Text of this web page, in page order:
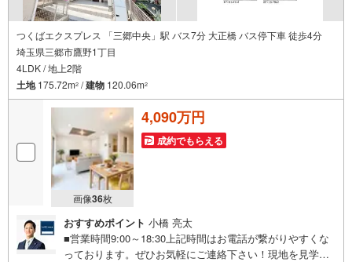
ご案内・詳細な資料のご請求はお気軽にどうぞ♪
お電話でのお問い合わせも常時受け付けております！
■頭金0円からのご購入可能です■（諸費用もOK）
お気軽にお問い合わせください。
つくばエクスプレス 「三郷中央」駅 バス7分 大正橋 バス停下車 徒歩4分
埼玉県三郷市鷹野1丁目
4LDK / 地上2階
土地175.72m2 /建物 120.06m2
画像36枚
4,090万円
成約でもらえる
おすすめポイント 小橋 亮太
■営業時間9:00～18:30上記時間はお電話が繋がりやすくな
っております。ぜひお気軽にご連絡下さい！現地を見学さ